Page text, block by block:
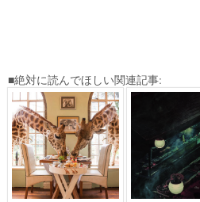
■絶対に読んでほしい関連記事: